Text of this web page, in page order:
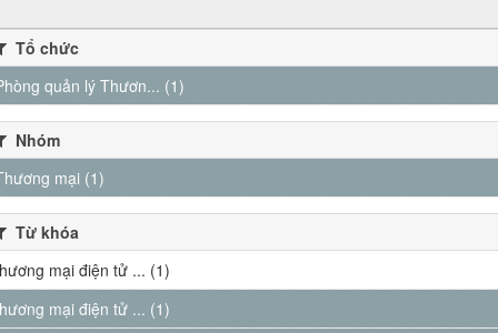
Tổ chức
quản lý Thươn... (1)
Nhóm
mại (1)
Từ khóa
mại điện tử ... (1)
mại điện tử ... (1)